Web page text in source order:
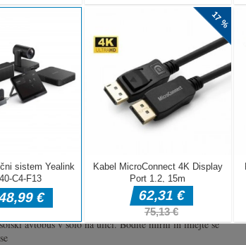
Protect your ball, do not let the opponent catch, you
to the end, or can cooperate with a teammate to pass to
and avoid opponents.Tap to play
zdaj z več orožja, več gore, več načinov ubijanja
(vključno s posebno poslastico za igralce Kongregate)Miška.
avtobusa
šolskega avtobusa s 3D umetniško animacijo.
avtobus v šolo na ulici. Bodite mirni in imejte se